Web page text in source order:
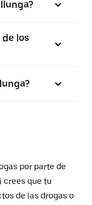
de los
por parte de
crees que tu
de las drogas o